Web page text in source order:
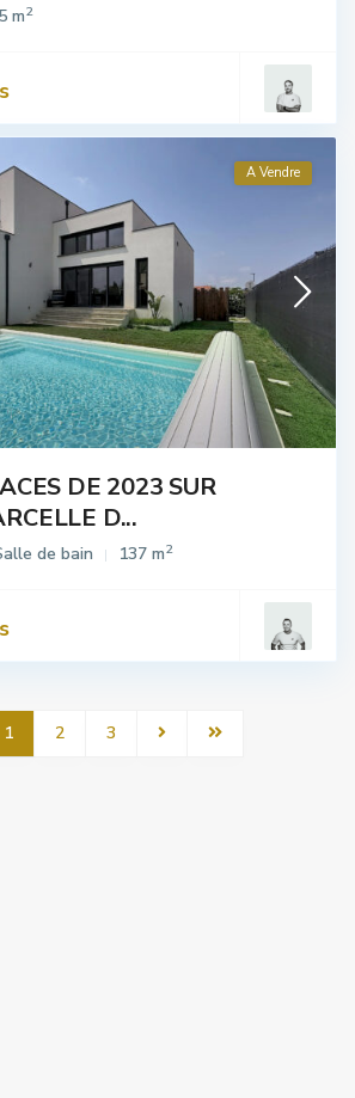
m2
A Vendre
DE 2023 SUR
D...
de bain 137 m2
1 2 3